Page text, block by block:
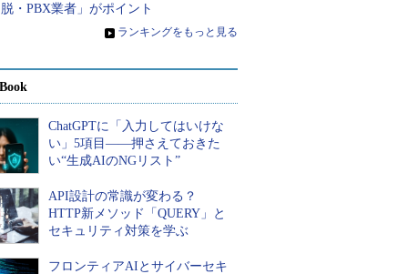
・PBX業者」がポイント
» ランキングをもっと見る
ChatGPTに「入力してはいけな
い」5項目――押さえておきた
い“生成AIのNGリスト”
API設計の常識が変わる？
HTTP新メソッド「QUERY」と
セキュリティ対策を学ぶ
フロンティアAIとサイバーセキ